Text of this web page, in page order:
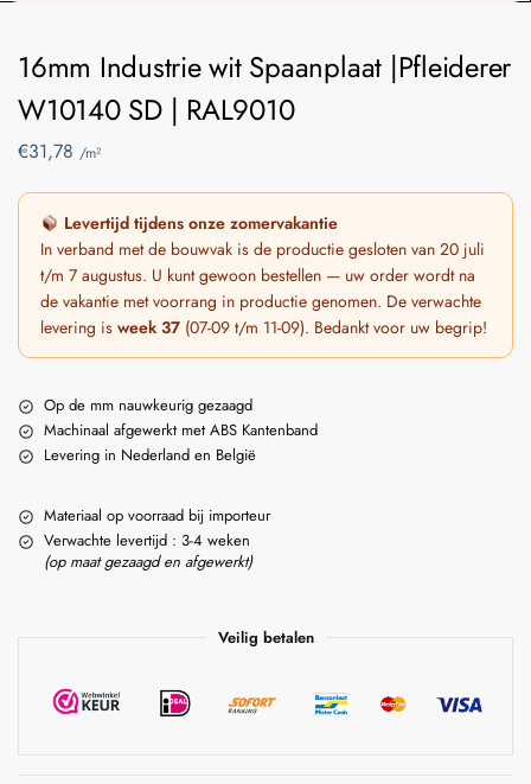
16mm Industrie wit Spaanplaat |Pfleiderer
W10140 SD | RAL9010
€31,78 /m²
Levertijd tijdens onze zomervakantie
In verband met de bouwvak is de productie gesloten van 20 juli
t/m 7 augustus. U kunt gewoon bestellen — uw order wordt na
de vakantie met voorrang in productie genomen. De verwachte
levering is week 37 (07-09 t/m 11-09). Bedankt voor uw begrip!
Op de mm nauwkeurig gezaagd
Machinaal afgewerkt met ABS Kantenband
Levering in Nederland en België
Materiaal op voorraad bij importeur
Verwachte levertijd : 3-4 weken
(op maat gezaagd en afgewerkt)
Veilig betalen